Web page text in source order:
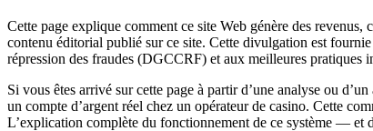
Cette page explique comment ce site Web génère des
contenu éditorial publié sur ce site. Cette divulgation est
répression des fraudes (DGCCRF) et aux meilleures pratiques
Si vous êtes arrivé sur cette page à partir d’une analyse ou
un compte d’argent réel chez un opérateur de casino. Cette
L’explication complète du fonctionnement de ce système — et